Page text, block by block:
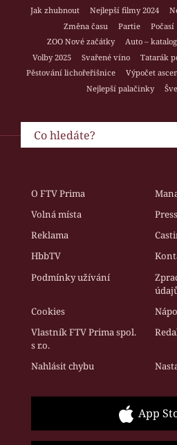
Jak zhubnout Nejlepší filmy 2024
Změna času
Partie Počasí
ZOO Nové začátky
Auto – katalog
Volby 2025
Svařené víno Tatarák
Pěstování lichořeřišnice
Výpočet
Nejlepší palačinky
O FTV Prima
Volná místa
Press
Reklama
HbbTV
Podmínky užívání
Cookies
Vlastník FTV Prima spol.
s r.o.
Nahlásit chybu
App